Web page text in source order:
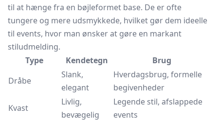
til at hænge fra en bøjleformet base. De er ofte
tungere og mere udsmykkede, hvilket gør dem ideelle
til events, hvor man ønsker at gøre en markant
stiludmelding.
Type
Kendetegn
Brug
Dråbe
Slank,
elegant
Hverdagsbrug, formelle
begivenheder
Kvast
Livlig,
bevægelig
Legende stil, afslappede
events